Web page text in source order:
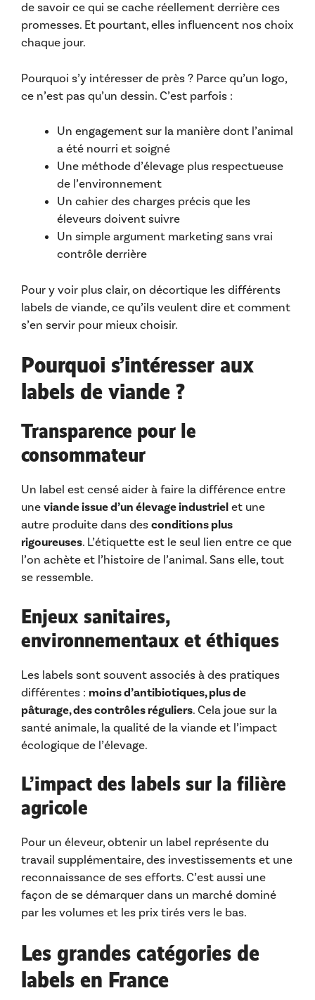
de savoir ce qui se cache réellement derrière ces
promesses. Et pourtant, elles influencent nos choix
chaque jour.
Pourquoi s’y intéresser de près ? Parce qu’un logo,
ce n’est pas qu’un dessin. C’est parfois :
Un engagement sur la manière dont l’animal
a été nourri et soigné
Une méthode d’élevage plus respectueuse
de l’environnement
Un cahier des charges précis que les
éleveurs doivent suivre
Un simple argument marketing sans vrai
contrôle derrière
Pour y voir plus clair, on décortique les différents
labels de viande, ce qu’ils veulent dire et comment
s’en servir pour mieux choisir.
Pourquoi s’intéresser aux
labels de viande ?
Transparence pour le
consommateur
Un label est censé aider à faire la différence entre
une viande issue d’un élevage industriel et une
autre produite dans des conditions plus
rigoureuses. L’étiquette est le seul lien entre ce que
l’on achète et l’histoire de l’animal. Sans elle, tout
se ressemble.
Enjeux sanitaires,
environnementaux et éthiques
Les labels sont souvent associés à des pratiques
différentes : moins d’antibiotiques, plus de
pâturage, des contrôles réguliers. Cela joue sur la
santé animale, la qualité de la viande et l’impact
écologique de l’élevage.
L’impact des labels sur la filière
agricole
Pour un éleveur, obtenir un label représente du
travail supplémentaire, des investissements et une
reconnaissance de ses efforts. C’est aussi une
façon de se démarquer dans un marché dominé
par les volumes et les prix tirés vers le bas.
Les grandes catégories de
labels en France